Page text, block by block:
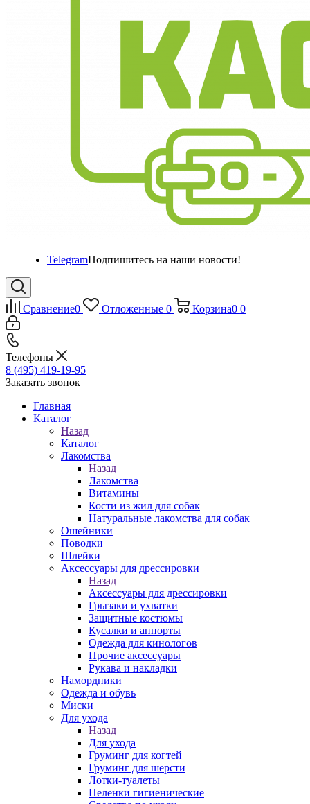
TelegramПодпишитесь на наши новости!
Сравнение0 Отложенные 0 Корзина0 0
Телефоны
8 (495) 419-19-95
Заказать звонок
Главная
Каталог
Назад
Каталог
Лакомства
Назад
Лакомства
Витамины
Кости из жил для собак
Натуральные лакомства для собак
Ошейники
Поводки
Шлейки
Аксессуары для дрессировки
Назад
Аксессуары для дрессировки
Грызаки и ухватки
Защитные костюмы
Кусалки и аппорты
Одежда для кинологов
Прочие аксессуары
Рукава и накладки
Намордники
Одежда и обувь
Миски
Для ухода
Назад
Для ухода
Груминг для когтей
Груминг для шерсти
Лотки-туалеты
Пеленки гигиенические